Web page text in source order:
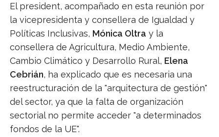
El president, acompañado en esta reunión por
la vicepresidenta y consellera de Igualdad y
Políticas Inclusivas, Mónica Oltra y la
consellera de Agricultura, Medio Ambiente,
Cambio Climático y Desarrollo Rural, Elena
Cebrián, ha explicado que es necesaria una
reestructuración de la "arquitectura de gestión"
del sector, ya que la falta de organización
sectorial no permite acceder "a determinados
fondos de la UE".